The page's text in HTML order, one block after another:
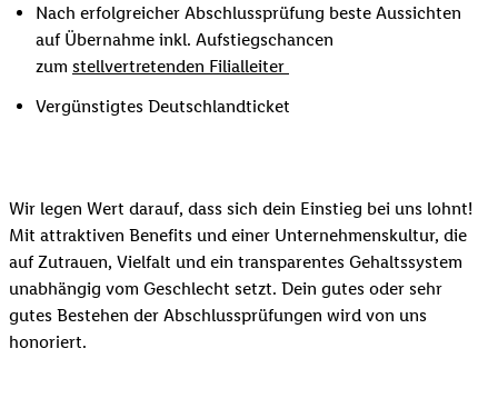
Nach erfolgreicher Abschlussprüfung beste Aussichten
auf Übernahme inkl. Aufstiegschancen
zum stellvertretenden Filialleiter
Vergünstigtes Deutschlandticket
Wir legen Wert darauf, dass sich dein Einstieg bei uns lohnt!
Mit attraktiven Benefits und einer Unternehmenskultur, die
auf Zutrauen, Vielfalt und ein transparentes Gehaltssystem
unabhängig vom Geschlecht setzt. Dein gutes oder sehr
gutes Bestehen der Abschlussprüfungen wird von uns
honoriert.